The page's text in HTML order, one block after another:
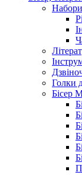
Набори
Голки
Бісер